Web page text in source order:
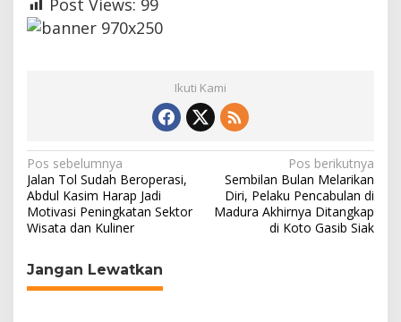
Ikuti Kami
N
a
v
g
a
Pos sebelumnya
Jalan Tol Sudah Beroperasi,
Abdul Kasim Harap Jadi
Motivasi Peningkatan Sektor
Wisata dan Kuliner
Pos berikutnya
Sembilan Bulan Melarikan
Diri, Pelaku Pencabulan di
Madura Akhirnya Ditangkap
di Koto Gasib Siak
Jangan Lewatkan